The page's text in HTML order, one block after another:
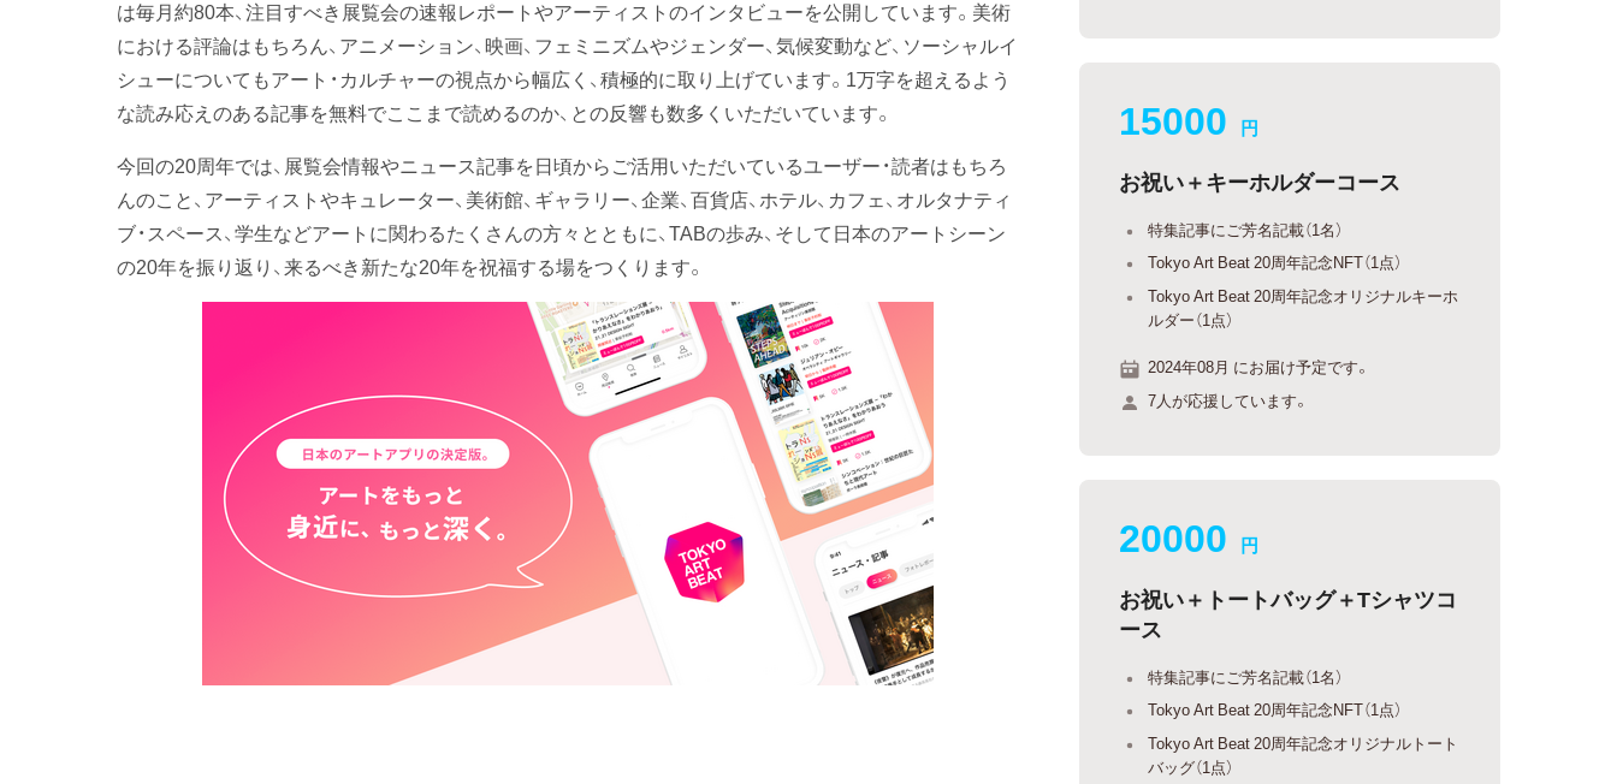
は毎月約80本、注目すべき展覧会の速報レポートやアーティストのインタビューを公開しています。美術
における評論はもちろん、アニメーション、映画、フェミニズムやジェンダー、気候変動など、ソーシャルイ
シューについてもアート・カルチャーの視点から幅広く、積極的に取り上げています。1万字を超えるよう
な読み応えのある記事を無料でここまで読めるのか、との反響も数多くいただいています。
今回の20周年では、展覧会情報やニュース記事を日頃からご活用いただいているユーザー・読者はもちろ
んのこと、アーティストやキュレーター、美術館、ギャラリー、企業、百貨店、ホテル、カフェ、オルタナティ
ブ・スペース、学生などアートに関わるたくさんの方々とともに、TABの歩み、そして日本のアートシーン
の20年を振り返り、来るべき新たな20年を祝福する場をつくります。
15000 円
お祝い＋キーホルダーコース
特集記事にご芳名記載（1名）
Tokyo Art Beat 20周年記念NFT（1点）
Tokyo Art Beat 20周年記念オリジナルキーホ
ルダー（1点）
2024年08月 にお届け予定です。
7人が応援しています。
20000 円
お祝い＋トートバッグ＋Tシャツコ
ース
特集記事にご芳名記載（1名）
Tokyo Art Beat 20周年記念NFT（1点）
Tokyo Art Beat 20周年記念オリジナルトート
バッグ（1点）